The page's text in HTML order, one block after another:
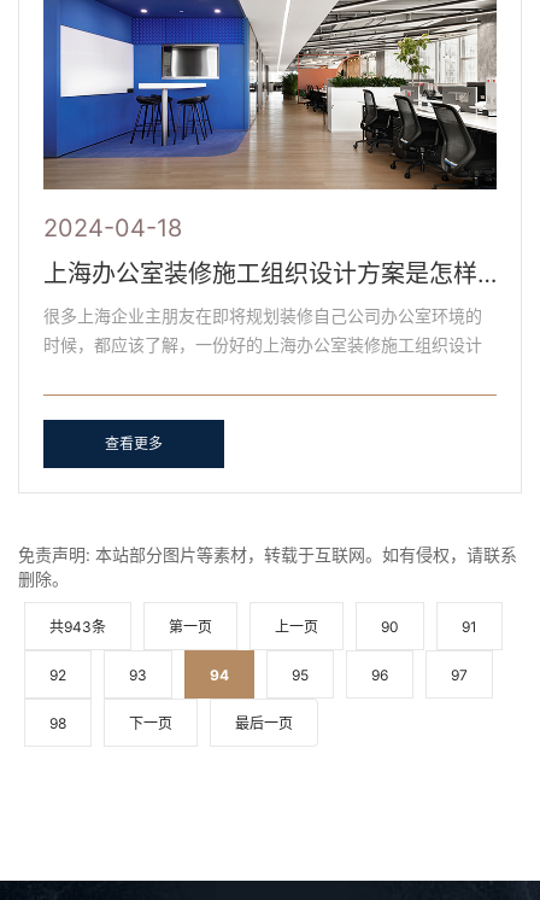
2024-04-18
上海办公室装修施工组织设计方案是怎样的
很多上海企业主朋友在即将规划装修自己公司办公室环境的
时候，都应该了解，一份好的上海办公室装修施工组织设计
的效......
查看更多
免责声明: 本站部分图片等素材，转载于互联网。如有侵权，请联系
删除。
共943条 第一页 上一页 90 91
92 93 94 95 96 97
98 下一页 最后一页